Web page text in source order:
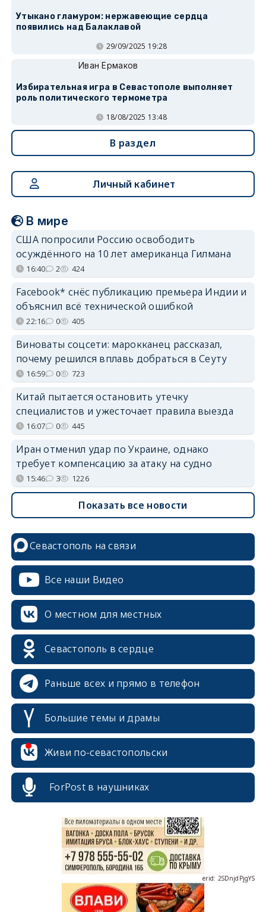
Утыкано гламуром: нержавеющие сердца
появились над Балаклавой
29/09/2025 19:28
Иван Ермаков
Избирательная игра в Севастополе выполняет
роль политического термометра
18/08/2025 13:48
В раздел
Личный кабинет
В мире
США попросили Россию освободить
осуждённого на 10 лет американца Гилмана
16:40 2 424
Facebook* снёс публикацию премьера Индии и
объяснил всё технической ошибкой
22:16 0 405
Виноваты соцсети: марокканец рассказал,
почему решился вплавь добраться в Сеуту
16:59 0 723
Китай пытается остановить утечку
специалистов и ужесточает правила выезда
16:07 0 445
Иран отменил удар по Украине, однако
требует компенсацию за атаку на судно
15:46 3 1226
Показать все новости
Севастополь на связи
Все наши Видео
О местном для местных
Севастополь в сердце
Раньше всех и прямо в телефон
Большие темы и драмы
Живи по-севастопольски
ForPost в наушниках
erid: 2SDnjdPjgYS